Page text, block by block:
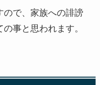
ので、家族への誹謗
事と思われます。